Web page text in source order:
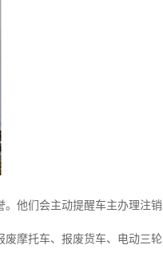
他们会主动提醒车主办理注
摩托车、报废货车、电动三